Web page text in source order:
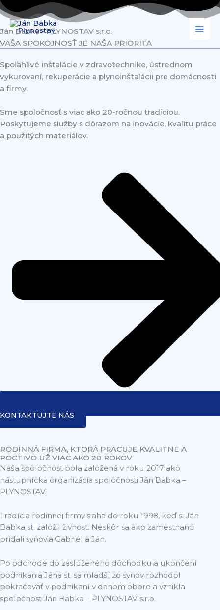
Preskočiť
na
obsah
Ján Babka - PLYNOSTAV s.r.o.
VAŠA SPOKOJNOSŤ JE NAŠA PRIORITA
Spoľahlivé inštalácie v zdravotechnike, ústrednom
vykurovaní, rekuperácie a plynoinštalácii pre domácnosti
a firmy.
Sme spoločnosť s viac ako 20-ročnou tradíciou.
Poskytujeme služby s dôrazom na inovácie, kvalitu práce
a použitých materiálov.
KONTAKTUJTE NÁS
RODINNÁ FIRMA, KTORÁ PRACUJE KVALITNE A
POCTIVO UŽ VIAC AKO 20 ROKOV
Naša spoločnosť bola založená v roku 2017 ako
nástupnícka organizácia spoločnosti Ján Babka –
PLYNOSTAV.
Tradícia rodinnej firmy siaha do roku 1998, keď si Ján
Babka st. založil živnosť. Neskôr sa ako zamestnanci
pridali synovia Gabriel a Ján.
Po odchode do zaslúženého dôchodku a ukončení
podnikania Jána st. sa mladší zo synov rozhodol
pokračovať v podnikaní v danom obore a vznikla
spoločnosť Ján Babka – PLYNOSTAV s.r.o.